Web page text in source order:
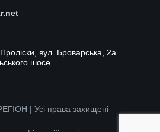
вул. Броварська, 2а
шосе
| Усі права захищені